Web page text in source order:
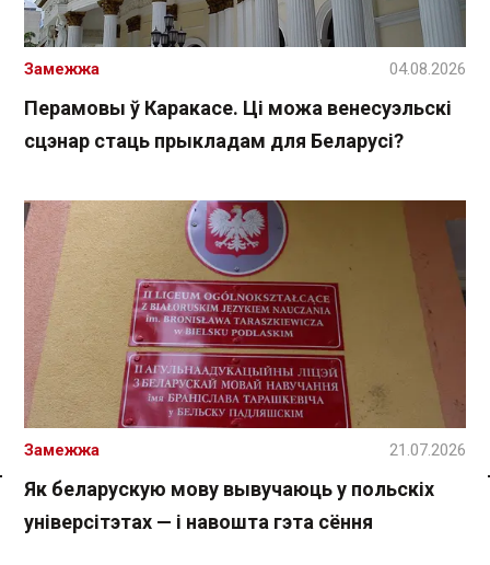
Спасылка без VPN
Перамовы ў Каракасе. Ці можа венесуэльскі
сцэнар стаць прыкладам для Беларусі?
Замежжа 04.08.2026
Як беларускую мову вывучаюць у польскіх
універсітэтах — і навошта гэта сёння
Замежжа 21.07.2026